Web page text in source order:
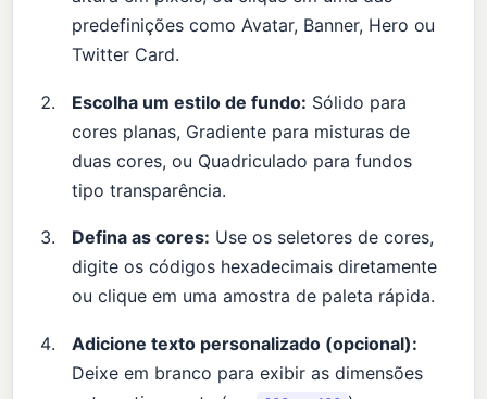
predefinições como Avatar, Banner, Hero ou
Twitter Card.
Escolha um estilo de fundo: Sólido para
cores planas, Gradiente para misturas de
duas cores, ou Quadriculado para fundos
tipo transparência.
Defina as cores: Use os seletores de cores,
digite os códigos hexadecimais diretamente
ou clique em uma amostra de paleta rápida.
Adicione texto personalizado (opcional):
Deixe em branco para exibir as dimensões